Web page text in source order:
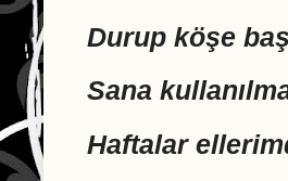
Durup köşe
Sana
Haftalar